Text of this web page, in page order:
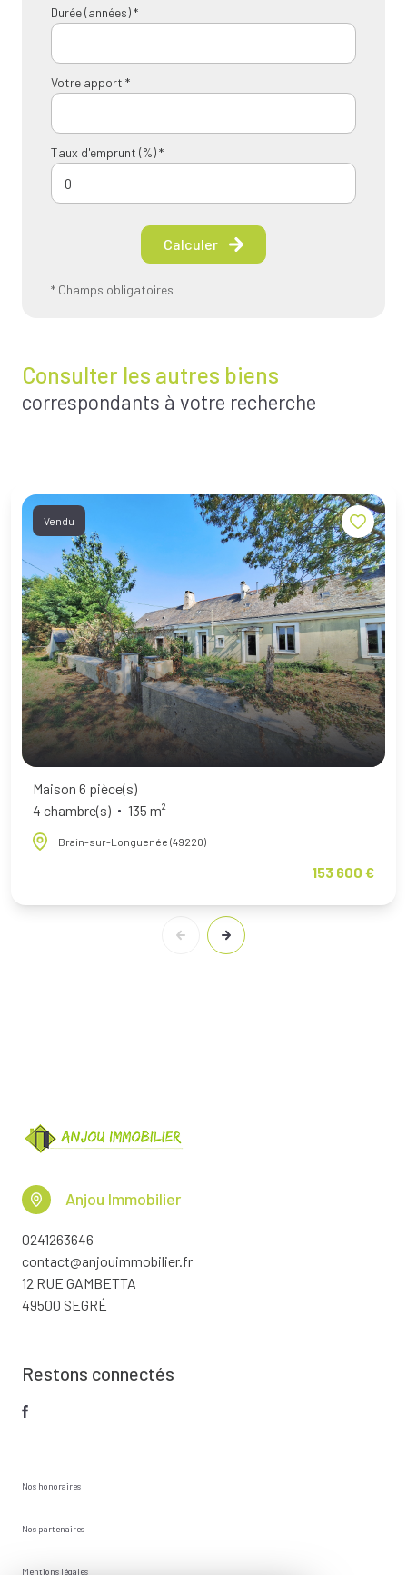
Durée (années) *
Votre apport *
Taux d'emprunt (%) *
Calculer
* Champs obligatoires
Consulter les autres biens
correspondants à votre recherche
Vendu
Maison 6 pièce(s)
4 chambre(s)
135 m²
Brain-sur-Longuenée (49220)
153 600 €
Anjou Immobilier
0241263646
contact@anjouimmobilier.fr
12 RUE GAMBETTA
49500 SEGRÉ
Restons connectés
Nos honoraires
Nos partenaires
Mentions légales